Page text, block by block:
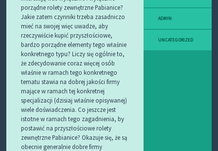
porządne rolety zewnętrzne Pabianice?
Jakie zatem czynniki trzeba zasadniczo
mieć na swojej więc uwadze, aby
rzeczywiście kupić przyszłościowe,
bardzo porządne elementy tego właśnie
konkretnego typu? Liczy się ogólnie to,
że zdecydowanie coraz więcej osób
właśnie w ramach tego konkretnego
tematu stawia na dobrej jakości firmy
mające w ramach tej konkretnej
specjalizacji (dzisiaj właśnie opisywanej)
wiele doświadczenia. Co jeszcze jest
istotne w ramach tego zagadnienia, by
postawić na przyszłościowe rolety
zewnętrzne Pabianice? Okazuje się, że są
obecnie generalnie dobre firmy
ADMIN
UNCATEGORIZED